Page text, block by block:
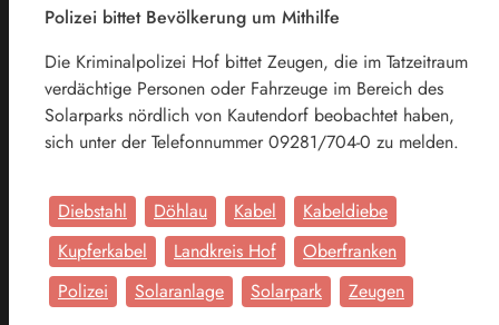
Polizei bittet Bevölkerung um Mithilfe
Die Kriminalpolizei Hof bittet Zeugen, die im Tatzeitraum
verdächtige Personen oder Fahrzeuge im Bereich des
Solarparks nördlich von Kautendorf beobachtet haben,
sich unter der Telefonnummer 09281/704-0 zu melden.
Diebstahl Döhlau Kabel
Kabeldiebe
Kupferkabel
Landkreis Hof
Oberfranken
Polizei
Solaranlage Solarpark Zeugen